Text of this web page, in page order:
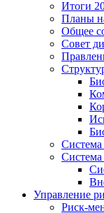
Итоги
Планы
Общее
Совет
Система
Система
Управление
Риск-